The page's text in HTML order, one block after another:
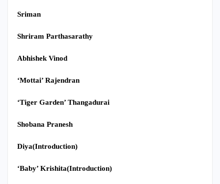
Sriman
Shriram Parthasarathy
Abhishek Vinod
‘Mottai’ Rajendran
‘Tiger Garden’ Thangadurai
Shobana Pranesh
Diya(Introduction)
‘Baby’ Krishita(Introduction)